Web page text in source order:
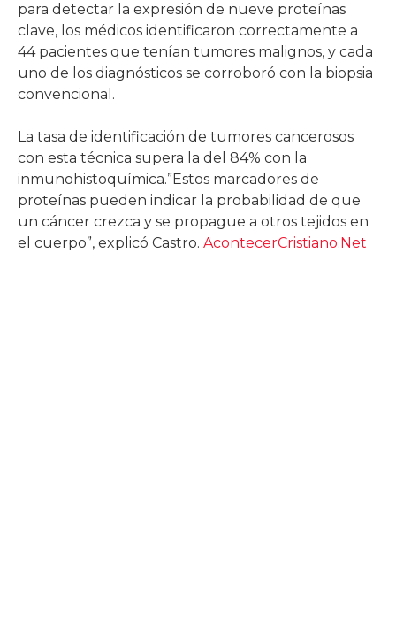
para detectar la expresión de nueve proteínas
clave, los médicos identificaron correctamente a
44 pacientes que tenían tumores malignos, y cada
uno de los diagnósticos se corroboró con la biopsia
convencional.
La tasa de identificación de tumores cancerosos
con esta técnica supera la del 84% con la
inmunohistoquímica.”Estos marcadores de
proteínas pueden indicar la probabilidad de que
un cáncer crezca y se propague a otros tejidos en
el cuerpo”, explicó Castro. AcontecerCristiano.Net